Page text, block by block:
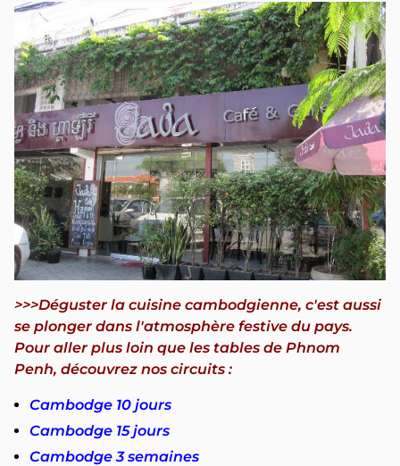
>>>Déguster la cuisine cambodgienne, c'est aussi
se plonger dans l'atmosphère festive du pays.
Pour aller plus loin que les tables de Phnom
Penh, découvrez nos circuits :
Cambodge 10 jours
Cambodge 15 jours
Cambodge 3 semaines